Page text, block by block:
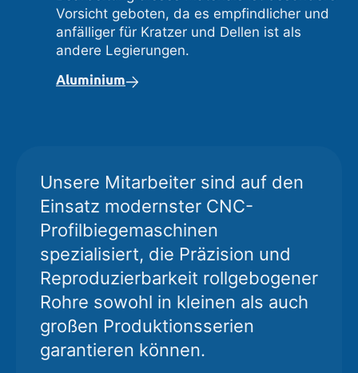
Vorsicht geboten, da es empfindlicher und
anfälliger für Kratzer und Dellen ist als
andere Legierungen.
Aluminium
Unsere Mitarbeiter sind auf den
Einsatz modernster CNC-
Profilbiegemaschinen
spezialisiert, die Präzision und
Reproduzierbarkeit rollgebogener
Rohre sowohl in kleinen als auch
großen Produktionsserien
garantieren können.